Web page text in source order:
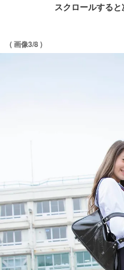
スクロールする
( 画像3/8 )